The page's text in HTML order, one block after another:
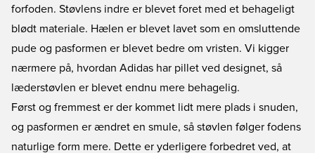
forfoden. Støvlens indre er blevet foret med et behageligt
blødt materiale. Hælen er blevet lavet som en omsluttende
pude og pasformen er blevet bedre om vristen. Vi kigger
nærmere på, hvordan Adidas har pillet ved designet, så
læderstøvlen er blevet endnu mere behagelig.
Først og fremmest er der kommet lidt mere plads i snuden,
og pasformen er ændret en smule, så støvlen følger fodens
naturlige form mere. Dette er yderligere forbedret ved, at